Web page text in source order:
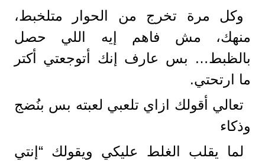
وكل مرة تخرج من الحوار متلخبط،
منهك، مش فاهم إيه اللي حصل
بالظبط… بس عارف إنك أتوجعتي أكتر
ما ارتحتي.
تعالي أقولك ازاي تلعبي لعبته بس بنُضج
وذكاء
لما يقلب الغلط عليكي ويقولك “إنتي